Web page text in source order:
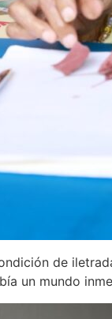
de
un mundo